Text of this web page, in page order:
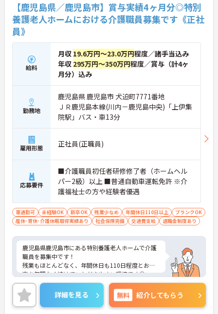
【鹿児島県／鹿児島市】賞与実績4ヶ月分◎特別
養護老人ホームにおける介護職員募集です《正社
員》
給料
月収 19.6万円～23.0万円程度／諸手当込み
年収 295万円～350万円程度／賞与（計4ヶ
月分）込み
勤務地
鹿児島県 鹿児島市 犬迫町7771番地
ＪＲ鹿児島本線(川内－鹿児島中央)「上伊集
院駅」バス・車13分
雇用形態 正社員(正職員)
応募要件
■介護職員初任者研修修了者（ホームヘル
パー2級）以上 ■普通自動車運転免許 ※介
護福祉士の方や経験者優遇
車通勤可 未経験OK 新卒OK 残業少なめ 年間休日110日以上
ブランクOK
産休･育休･介護休暇取得実績あり
社会保険完備 交通費支給 退職金制度あり
鹿児島県鹿児島市にある特別養護老人ホームで介護
職員を募集中です！
残業もほとんどなく、年間休日も110日程度とお仕
事を無理なく続けていただきやすい環境です◎
また駐車場も無料で、該当される方には扶養手当も
ございます！
ご興味ある方には、面接対策ポイントなど、詳細を
お話しいたしますのでお気軽にご相談ください。
詳細を見る 無料 紹介してもらう